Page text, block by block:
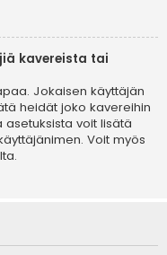
kavereista tai
Jokaisen käyttäjän
heidät joko kavereihin
voit lisätä
Voit myös